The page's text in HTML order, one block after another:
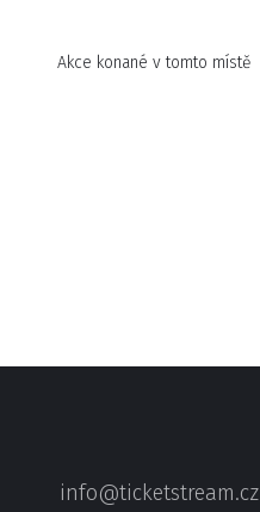
Akce konané v tomto místě
info@ticketstream.cz